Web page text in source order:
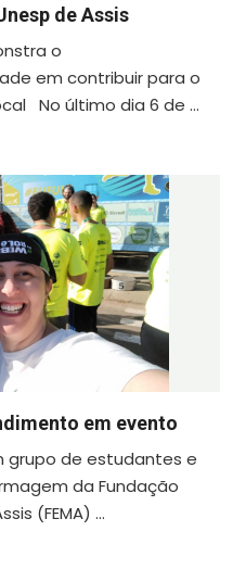
de Assis
o
em contribuir para o
No último dia 6 de ...
em evento
grupo de estudantes e
da Fundação
(FEMA) ...